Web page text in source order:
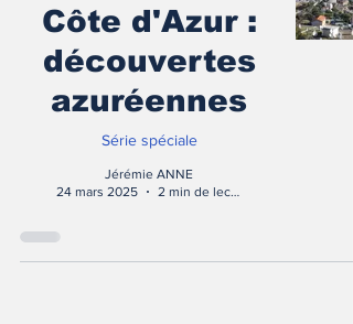
Côte d'Azur :
découvertes
azuréennes
Série spéciale
Jérémie ANNE
24 mars 2025
2 min de lecture